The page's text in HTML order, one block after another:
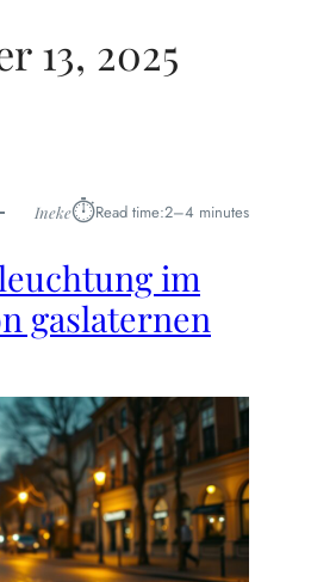
13, 2025
Ineke⏱︎Read time:2–4 minutes
im
gaslaternen